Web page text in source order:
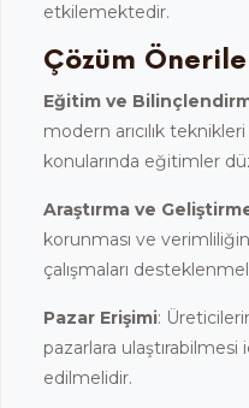
etkilemektedir.
Çözüm
Eğitim ve
modern arıcılık
konularında eğitimler
Araştırma ve
korunması ve verimliliğin
çalışmaları
Pazar Erişimi:
pazarlara
edilmelidir.